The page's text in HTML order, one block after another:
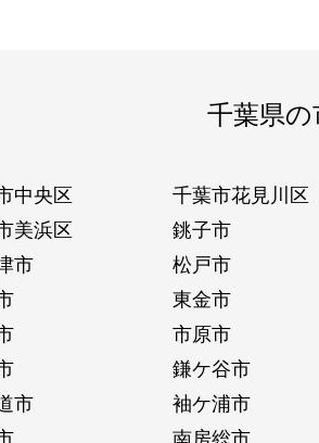
千葉県
中央区 千葉市花見川区
美浜区
銚子市
市
松戸市
東金市
市原市
鎌ケ谷市
市
袖ケ浦市
南房総市